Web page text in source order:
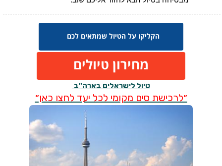
הקליקו על הטיול שמתאים לכם
טיול לישראלים בארה"ב
מחירון טיולים
״לרכישת סים מקומי לכל יעד לחצו כאן״